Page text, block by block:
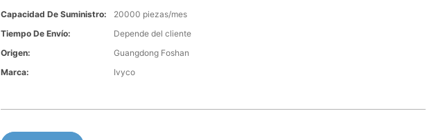
Capacidad De Suministro:
20000 piezas/mes
Tiempo De Envío:
Depende del cliente
Origen:
Guangdong Foshan
Marca:
Ivyco